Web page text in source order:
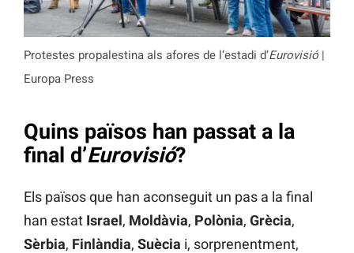
Protestes propalestina als afores de l’estadi d’Eurovisió |
Europa Press
Quins països han passat a la
final d’Eurovisió?
Els països que han aconseguit un pas a la final
han estat Israel, Moldàvia, Polònia, Grècia,
Sèrbia, Finlàndia, Suècia i, sorprenentment,